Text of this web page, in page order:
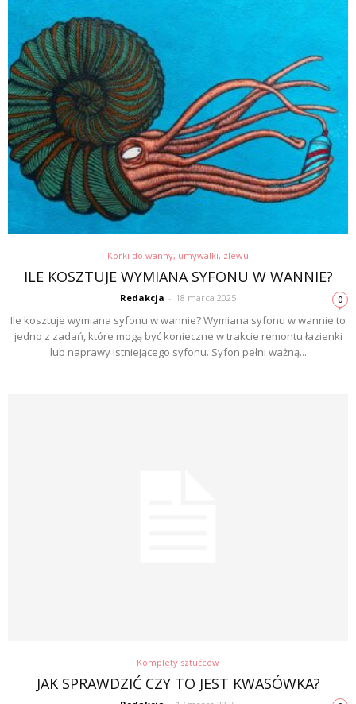
Korki do wanny, umywalki, zlewu
ILE KOSZTUJE WYMIANA SYFONU W WANNIE?
Redakcja - 18 marca 2025 0
Ile kosztuje wymiana syfonu w wannie? Wymiana syfonu w wannie to
jedno z zadań, które mogą być konieczne w trakcie remontu łazienki
lub naprawy istniejącego syfonu. Syfon pełni ważną...
Komplety sztućców
JAK SPRAWDZIĆ CZY TO JEST KWASÓWKA?